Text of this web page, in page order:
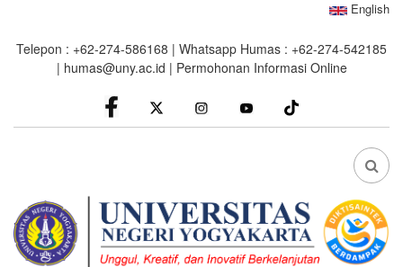
main
English
Telepon : +62-274-586168 | Whatsapp Humas : +62-274-542185
| humas@uny.ac.id | Permohonan Informasi Online
facebook
Instagram youtube
FA
0%